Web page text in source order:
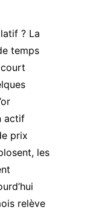
? La
temps
court
actif
prix
les
relève